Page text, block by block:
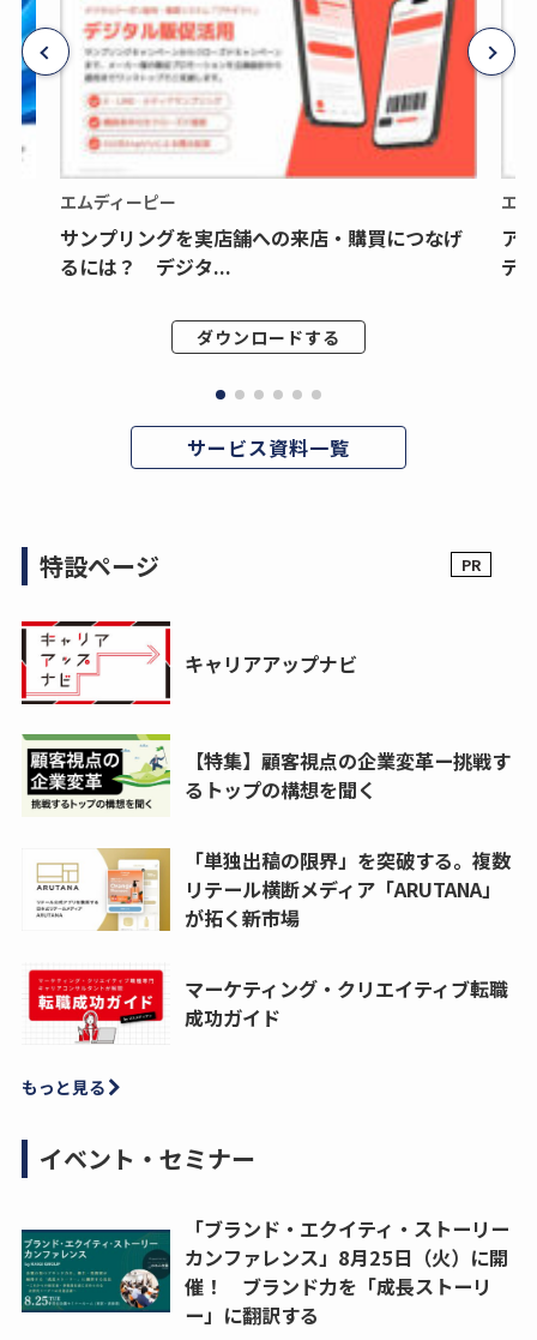
エムディーピー
サンプリングを実店舗への来店・購買につなげ
るには？ デジタ...
ダウンロードする
エ
ア
デ
サービス資料一覧
特設ページ
キャリアアップナビ
【特集】顧客視点の企業変革ー挑戦す
るトップの構想を聞く
「単独出稿の限界」を突破する。複数
リテール横断メディア「ARUTANA」
が拓く新市場
マーケティング・クリエイティブ転職
成功ガイド
もっと見る
イベント・セミナー
「ブランド・エクイティ・ストーリー
カンファレンス」8月25日（火）に開
催！ ブランド力を「成長ストーリ
ー」に翻訳する